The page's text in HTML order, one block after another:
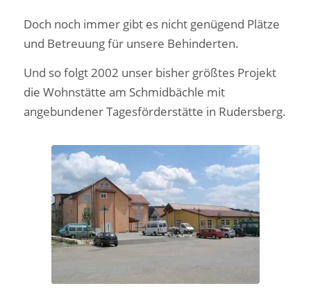
Doch noch immer gibt es nicht genügend Plätze
und Betreuung für unsere Behinderten.
Und so folgt 2002 unser bisher größtes Projekt
die Wohnstätte am Schmidbächle mit
angebundener Tagesförderstätte in Rudersberg.
1. Wohnstätte und
Tagesförderstätte in
Rudersberg 2002